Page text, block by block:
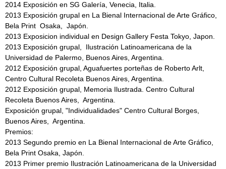
2014 Exposición en SG Galería, Venecia, Italia.
2013 Exposición grupal en La Bienal Internacional de Arte Gráfico,
Bela Print Osaka, Japón.
2013 Exposicion individual en Design Gallery Festa Tokyo, Japon.
2013 Exposición grupal, Ilustración Latinoamericana de la
Universidad de Palermo, Buenos Aires, Argentina.
2012 Exposición grupal, Aguafuertes porteñas de Roberto Arlt,
Centro Cultural Recoleta Buenos Aires, Argentina.
2012 Exposición grupal, Memoria Ilustrada. Centro Cultural
Recoleta Buenos Aires, Argentina.
Exposición grupal, "Individualidades" Centro Cultural Borges,
Buenos Aires, Argentina.
Premios:
2013 Segundo premio en La Bienal Internacional de Arte Gráfico,
Bela Print Osaka, Japón.
2013 Primer premio Ilustración Latinoamericana de la Universidad